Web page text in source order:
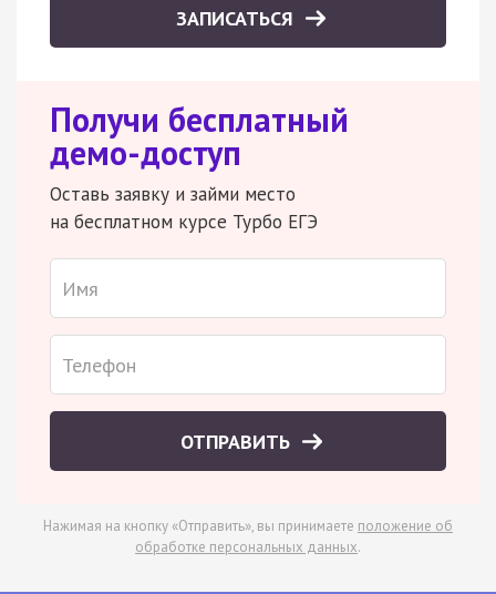
ЗАПИСАТЬСЯ
Получи бесплатный
демо-доступ
Оставь заявку и займи место
на бесплатном курсе Турбо ЕГЭ
ОТПРАВИТЬ
Нажимая на кнопку «Отправить», вы принимаете положение об
обработке персональных данных.